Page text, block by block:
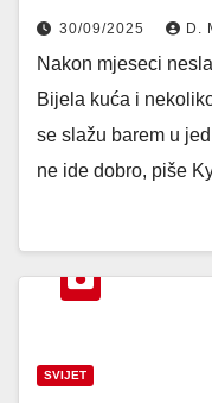
30/09/2025 D.
Nakon mjeseci
Bijela kuća i
se slažu barem u
ne ide dobro, piše
SVIJET